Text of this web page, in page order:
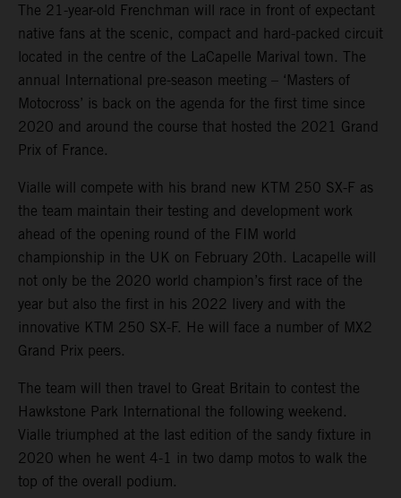
The 21-year-old Frenchman will race in front of expectant
native fans at the scenic, compact and hard-packed circuit
located in the centre of the LaCapelle Marival town. The
annual International pre-season meeting – ‘Masters of
Motocross’ is back on the agenda for the first time since
2020 and around the course that hosted the 2021 Grand
Prix of France.
Vialle will compete with his brand new KTM 250 SX-F as
the team maintain their testing and development work
ahead of the opening round of the FIM world
championship in the UK on February 20th. Lacapelle will
not only be the 2020 world champion’s first race of the
year but also the first in his 2022 livery and with the
innovative KTM 250 SX-F. He will face a number of MX2
Grand Prix peers.
The team will then travel to Great Britain to contest the
Hawkstone Park International the following weekend.
Vialle triumphed at the last edition of the sandy fixture in
2020 when he went 4-1 in two damp motos to walk the
top of the overall podium.